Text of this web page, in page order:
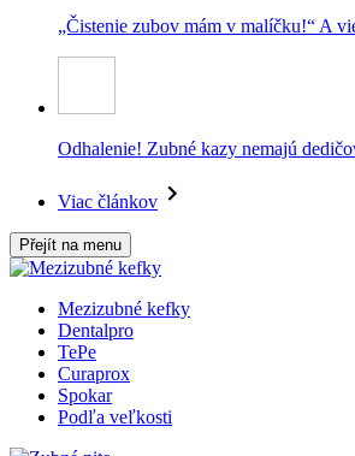
„Čistenie zubov mám v malíčku!“ A
Odhalenie! Zubné kazy nemajú
Viac článkov
Přejít na menu
Mezizubné kefky
Dentalpro
TePe
Curaprox
Spokar
Podľa veľkosti